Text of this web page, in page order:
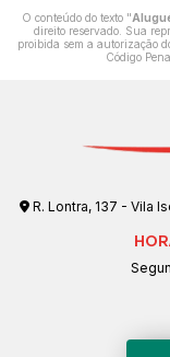
O conteúdo do texto "
direito reservado. Sua
proibida sem a autorização
Código
R. Lontra, 137 - Vila